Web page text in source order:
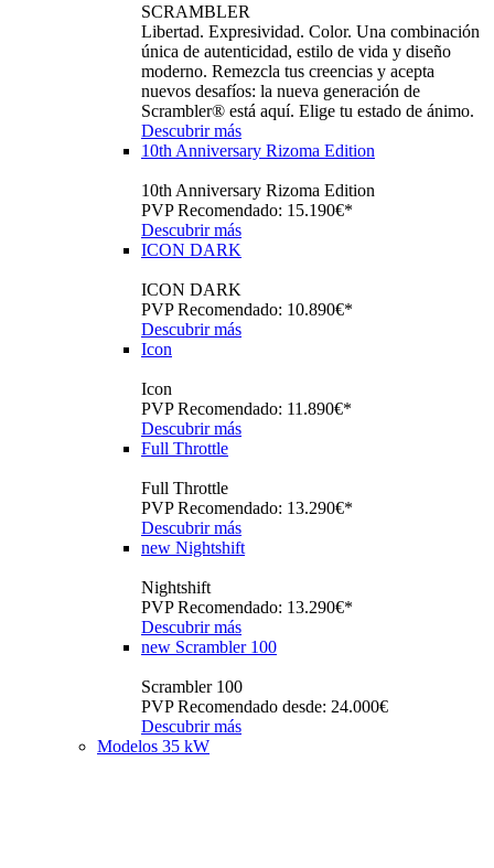
SCRAMBLER
Libertad. Expresividad. Color. Una combinación
única de autenticidad, estilo de vida y diseño
moderno. Remezcla tus creencias y acepta
nuevos desafíos: la nueva generación de
Scrambler® está aquí. Elige tu estado de ánimo.
Descubrir más
10th Anniversary Rizoma Edition
10th Anniversary Rizoma Edition
PVP Recomendado: 15.190€*
Descubrir más
ICON DARK
ICON DARK
PVP Recomendado: 10.890€*
Descubrir más
Icon
Icon
PVP Recomendado: 11.890€*
Descubrir más
Full Throttle
Full Throttle
PVP Recomendado: 13.290€*
Descubrir más
new Nightshift
Nightshift
PVP Recomendado: 13.290€*
Descubrir más
new Scrambler 100
Scrambler 100
PVP Recomendado desde: 24.000€
Descubrir más
Modelos 35 kW